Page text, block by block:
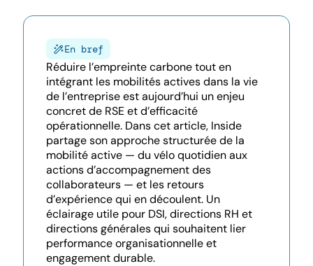
En bref
Réduire l’empreinte carbone tout en
intégrant les mobilités actives dans la vie
de l’entreprise est aujourd’hui un enjeu
concret de RSE et d’efficacité
opérationnelle. Dans cet article, Inside
partage son approche structurée de la
mobilité active — du vélo quotidien aux
actions d’accompagnement des
collaborateurs — et les retours
d’expérience qui en découlent. Un
éclairage utile pour DSI, directions RH et
directions générales qui souhaitent lier
performance organisationnelle et
engagement durable.